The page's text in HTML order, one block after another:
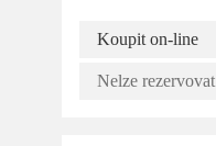
Koupit on-line
Nelze rezervovat